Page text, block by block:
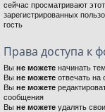
сейчас просматривают
зарегистрированных
гость
Права доступа к
Вы не можете начинать
Вы не можете отвечать на
Вы не можете
сообщения
Вы не можете удалять